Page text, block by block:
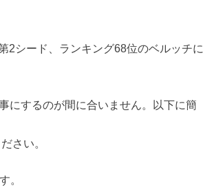
2シード、ランキング68位のベルッチに
にするのが間に合いません。以下に簡
さい。
。